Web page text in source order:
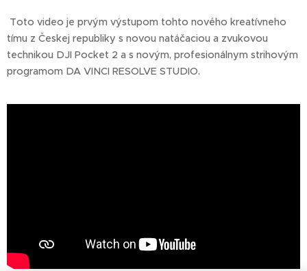
Toto video je prvým výstupom tohto nového kreatívneho
tímu z Českej republiky s novou natáčaciou a zvukovou
technikou DJI Pocket 2 a s novým, profesionálnym strihovým
programom DA VINCI RESOLVE STUDIO.